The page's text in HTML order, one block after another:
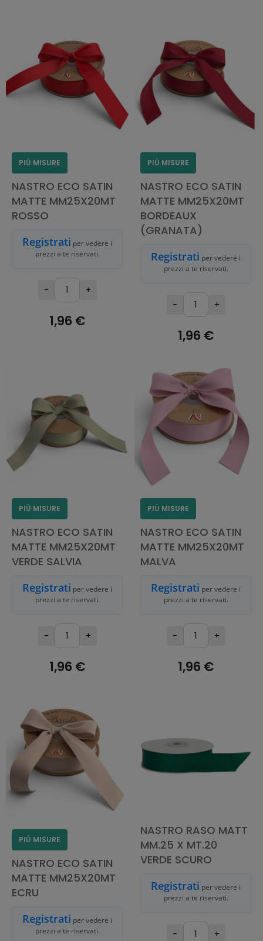
PIÙ MISURE
NASTRO ECO SATIN
MATTE MM25X20MT
ROSSO
Registrati per vedere i
prezzi a te riservati.
- +
1,96 €
PIÙ MISURE
NASTRO ECO SATIN
MATTE MM25X20MT
BORDEAUX
(GRANATA)
Registrati per vedere i
prezzi a te riservati.
- +
1,96 €
CARRELLO
PIÙ MISURE
NASTRO ECO SATIN
MATTE MM25X20MT
VERDE SALVIA
Registrati per vedere i
prezzi a te riservati.
- +
1,96 €
PIÙ MISURE
NASTRO ECO SATIN
MATTE MM25X20MT
MALVA
Registrati per vedere i
prezzi a te riservati.
- +
1,96 €
PIÙ MISURE
NASTRO ECO SATIN
MATTE MM25X20MT
ECRU
Registrati per vedere i
prezzi a te riservati.
NASTRO RASO MATT
MM.25 X MT.20
VERDE SCURO
Registrati per vedere i
prezzi a te riservati.
- +